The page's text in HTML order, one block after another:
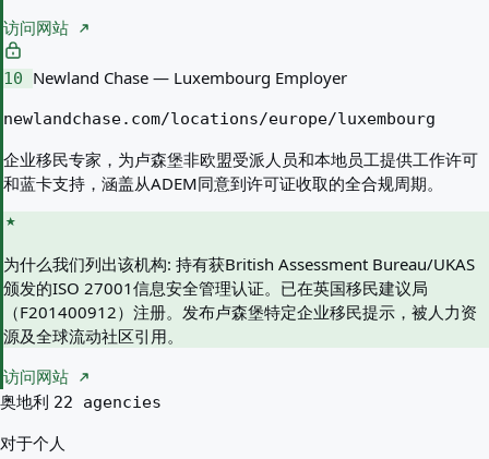
访问网站
10 Newland Chase — Luxembourg Employer
newlandchase.com/locations/europe/luxembourg
企业移民专家，为卢森堡非欧盟受派人员和本地员工提供工作许可
和蓝卡支持，涵盖从ADEM同意到许可证收取的全合规周期。
为什么我们列出该机构: 持有获British Assessment Bureau/UKAS
颁发的ISO 27001信息安全管理认证。已在英国移民建议局
（F201400912）注册。发布卢森堡特定企业移民提示，被人力资
源及全球流动社区引用。
访问网站
奥地利 22 agencies
对于个人